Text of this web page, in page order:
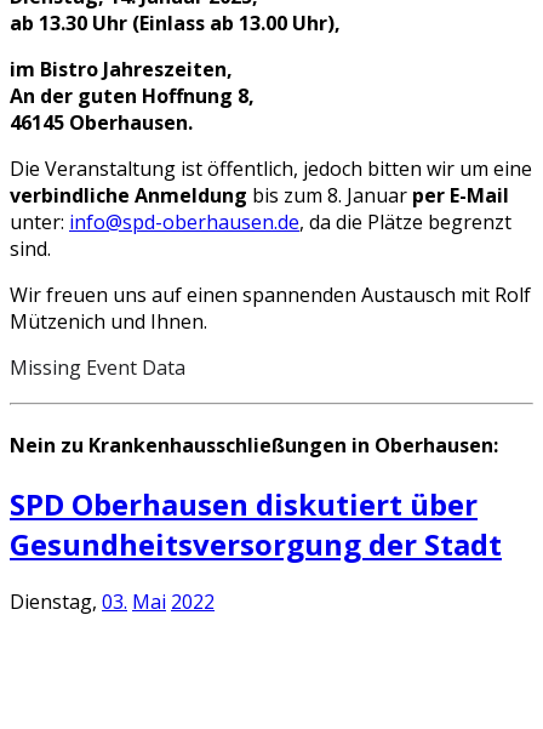
ab 13.30 Uhr (Einlass ab 13.00 Uhr),
im Bistro Jahreszeiten,
An der guten Hoffnung 8,
46145 Oberhausen.
Die Veranstaltung ist öffentlich, jedoch bitten wir um eine
verbindliche Anmeldung bis zum 8. Januar per E-Mail
unter: info@spd-oberhausen.de, da die Plätze begrenzt
sind.
Wir freuen uns auf einen spannenden Austausch mit Rolf
Mützenich und Ihnen.
Missing Event Data
Nein zu Krankenhausschließungen in Oberhausen:
SPD Oberhausen diskutiert über
Gesundheitsversorgung der Stadt
Dienstag, 03. Mai 2022